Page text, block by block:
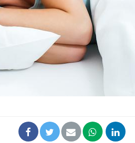
Le Viagra pourrait-il
freiner la propagation du
cancer ?
Pourquoi manger moins
de protéines pourrait